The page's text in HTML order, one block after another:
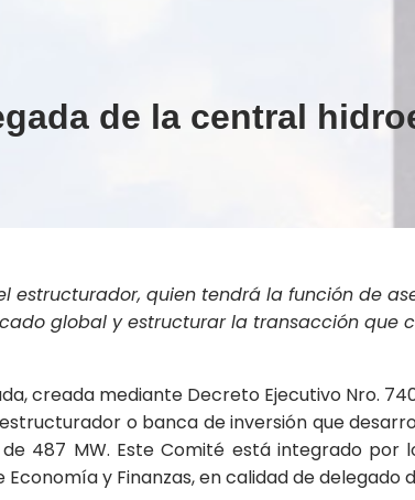
de la central
quien tendrá la función de
global y estructurar la transacción que
creada mediante Decreto Ejecutivo Nro.
o banca de inversión que
487 MW. Este Comité está integrado por
y Finanzas, en calidad de delegado